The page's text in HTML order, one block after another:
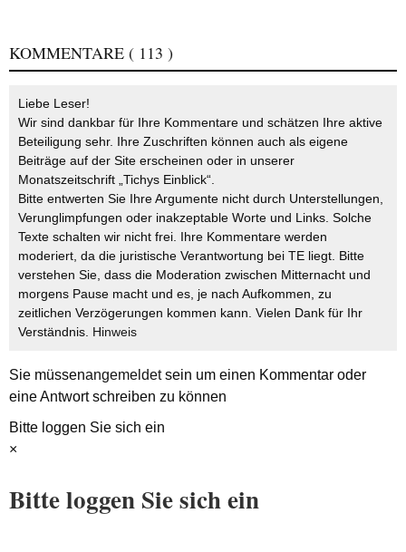
KOMMENTARE ( 113 )
Liebe Leser!
Wir sind dankbar für Ihre Kommentare und schätzen Ihre aktive
Beteiligung sehr. Ihre Zuschriften können auch als eigene
Beiträge auf der Site erscheinen oder in unserer
Monatszeitschrift „Tichys Einblick“.
Bitte entwerten Sie Ihre Argumente nicht durch Unterstellungen,
Verunglimpfungen oder inakzeptable Worte und Links. Solche
Texte schalten wir nicht frei. Ihre Kommentare werden
moderiert, da die juristische Verantwortung bei TE liegt. Bitte
verstehen Sie, dass die Moderation zwischen Mitternacht und
morgens Pause macht und es, je nach Aufkommen, zu
zeitlichen Verzögerungen kommen kann. Vielen Dank für Ihr
Verständnis. Hinweis
Sie müssenangemeldetsein um einen Kommentar oder
eine Antwort schreiben zu können
Bitte loggen Sie sich ein
×
Bitte loggen Sie sich ein